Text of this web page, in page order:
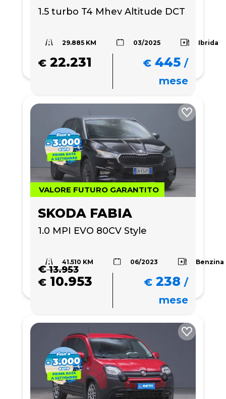
1.5 turbo T4 Mhev Altitude DCT
29.885 KM 03/2025 Ibrida
€ 22.231 € 445 /
mese
VALORE FUTURO GARANTITO
SKODA FABIA
1.0 MPI EVO 80CV Style
41.510 KM 06/2023 Benzina
€13.953
€ 10.953 € 238 /
mese